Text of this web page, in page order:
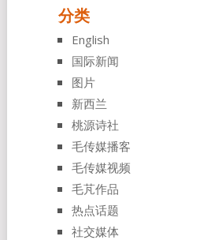
分类
English
国际新闻
图片
新西兰
桃源诗社
毛传媒播客
毛传媒视频
毛芃作品
热点话题
社交媒体